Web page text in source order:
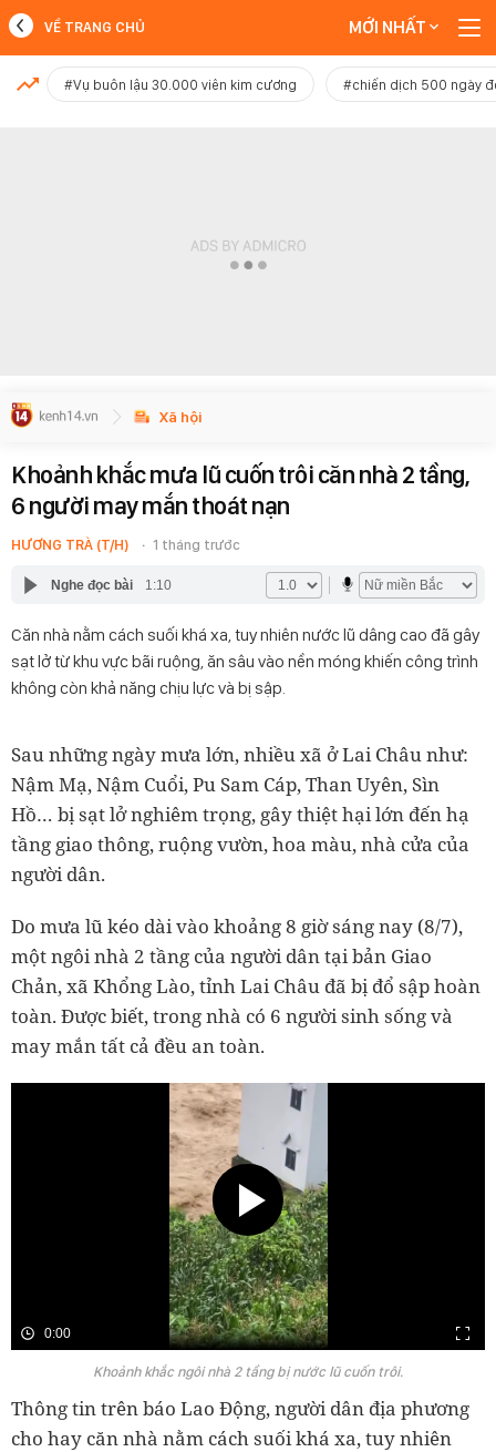
MỚI NHẤT
VỀ TRANG CHỦ MỚI NHẤT
#Vụ buôn lậu 30.000 viên kim cương #chiến dịch 500 ngày
Xã hội
Khoảnh khắc mưa lũ cuốn trôi căn nhà 2 tầng,
6 người may mắn thoát nạn
HƯƠNG TRÀ (T/H) 1 tháng trước
Nghe đọc bài 1:10
Căn nhà nằm cách suối khá xa, tuy nhiên nước lũ dâng cao đã gây
sạt lở từ khu vực bãi ruộng, ăn sâu vào nền móng khiến công trình
không còn khả năng chịu lực và bị sập.
Sau những ngày mưa lớn, nhiều xã ở Lai Châu như:
Nậm Mạ, Nậm Cuổi, Pu Sam Cáp, Than Uyên, Sìn
Hồ… bị sạt lở nghiêm trọng, gây thiệt hại lớn đến hạ
tầng giao thông, ruộng vườn, hoa màu, nhà cửa của
người dân.
Do mưa lũ kéo dài vào khoảng 8 giờ sáng nay (8/7),
một ngôi nhà 2 tầng của người dân tại bản Giao
Chản, xã Khổng Lào, tỉnh Lai Châu đã bị đổ sập hoàn
toàn. Được biết, trong nhà có 6 người sinh sống và
may mắn tất cả đều an toàn.
0:00
Khoảnh khắc ngôi nhà 2 tầng bị nước lũ cuốn trôi.
Thông tin trên báo Lao Động, người dân địa phương
cho hay căn nhà nằm cách suối khá xa, tuy nhiên